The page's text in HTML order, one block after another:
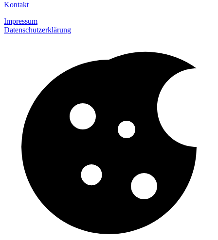
Kontakt
Impressum
Datenschutzerklärung